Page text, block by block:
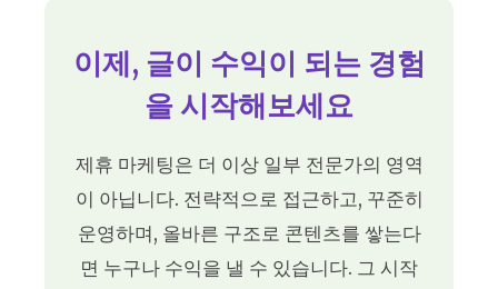
이제, 글이 수익이 되는 경험
을 시작해보세요
제휴 마케팅은 더 이상 일부 전문가의 영역
이 아닙니다. 전략적으로 접근하고, 꾸준히
운영하며, 올바른 구조로 콘텐츠를 쌓는다
면 누구나 수익을 낼 수 있습니다. 그 시작